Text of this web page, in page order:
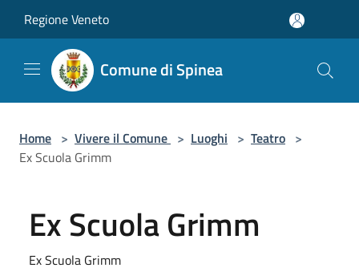
Regione Veneto
Comune di Spinea
Home > Vivere il Comune > Luoghi > Teatro >
Ex Scuola Grimm
Ex Scuola Grimm
Ex Scuola Grimm